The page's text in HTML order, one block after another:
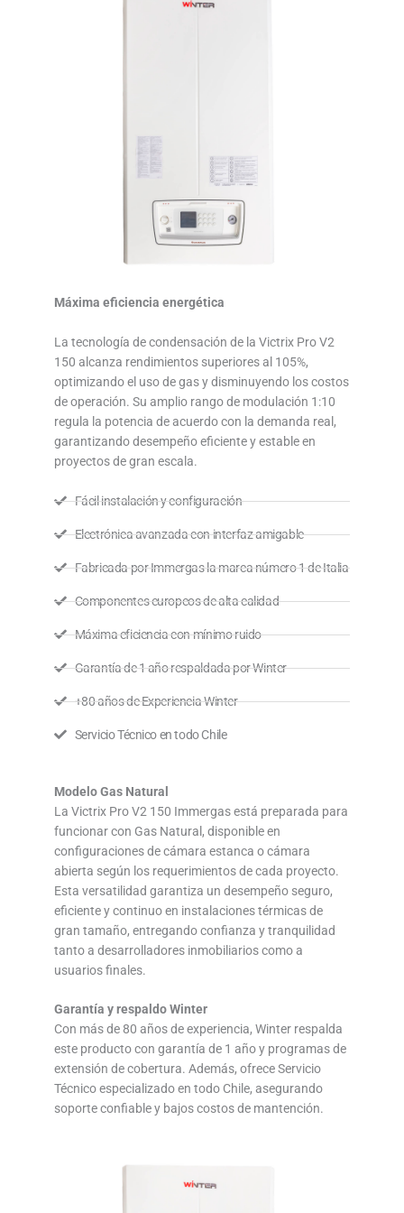
Máxima eficiencia energética
La tecnología de condensación de la Victrix Pro V2
150 alcanza rendimientos superiores al 105%,
optimizando el uso de gas y disminuyendo los costos
de operación. Su amplio rango de modulación 1:10
regula la potencia de acuerdo con la demanda real,
garantizando desempeño eficiente y estable en
proyectos de gran escala.
Fácil instalación y configuración
Electrónica avanzada con interfaz amigable
Fabricada por Immergas la marca número 1 de Italia
Componentes europeos de alta calidad
Máxima eficiencia con mínimo ruido
Garantía de 1 año respaldada por Winter
+80 años de Experiencia Winter
Servicio Técnico en todo Chile
Modelo Gas Natural
La Victrix Pro V2 150 Immergas está preparada para
funcionar con Gas Natural, disponible en
configuraciones de cámara estanca o cámara
abierta según los requerimientos de cada proyecto.
Esta versatilidad garantiza un desempeño seguro,
eficiente y continuo en instalaciones térmicas de
gran tamaño, entregando confianza y tranquilidad
tanto a desarrolladores inmobiliarios como a
usuarios finales.
Garantía y respaldo Winter
Con más de 80 años de experiencia, Winter respalda
este producto con garantía de 1 año y programas de
extensión de cobertura. Además, ofrece Servicio
Técnico especializado en todo Chile, asegurando
soporte confiable y bajos costos de mantención.